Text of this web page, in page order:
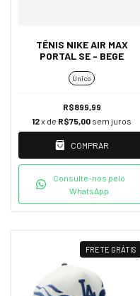
TÊNIS NIKE AIR MAX
PORTAL SE - BEGE
Único
R$899,99
12x de R$75,00 sem juros
COMPRAR
Consulte-nos pelo
WhatsApp
FRETE GRÁTIS